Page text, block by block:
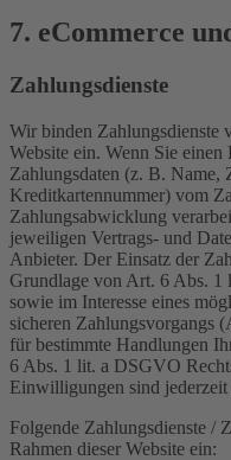
7. eCommerce
Zahlungsdienste
Wir binden Zahlungsdienste
Website ein. Wenn Sie
Zahlungsdaten (z. B. Name,
Kreditkartennummer) vom
Zahlungsabwicklung
jeweiligen Vertrags- und
Anbieter. Der Einsatz der
Grundlage von Art. 6 Abs.
sowie im Interesse eines
sicheren
für bestimmte Handlungen
6 Abs. 1 lit. a DSGVO
Einwilligungen sind
Folgende Zahlungsdienste /
Rahmen dieser Website ein: